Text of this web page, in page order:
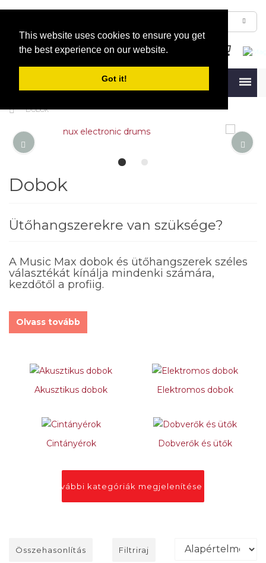
This website uses cookies to ensure you get
the best experience on our website.
Got it!
Dobok
Dobok
Ütőhangszerekre van szüksége?
A Music Max dobok és ütőhangszerek széles
választékát kínálja mindenki számára,
kezdőtől a profiig.
Olvass tovább
Akusztikus dobok Elektromos dobok
Cintányérok Dobverők és ütők
További kategóriák megjelenítése
Összehasonlítás Filtriraj